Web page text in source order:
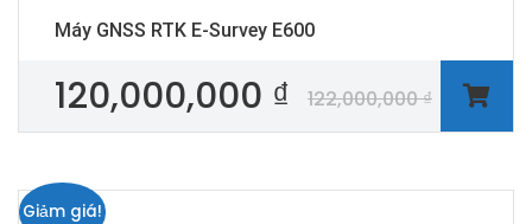
Máy GNSS RTK E-Survey E600
122,000,000₫
120,000,000 ₫
Giảm giá!